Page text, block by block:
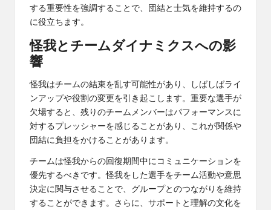
する重要性を強調することで、団結と士気を維持するの
に役立ちます。
怪我とチームダイナミクスへの影
響
怪我はチームの結束を乱す可能性があり、しばしばライ
ンアップや役割の変更を引き起こします。重要な選手が
欠場すると、残りのチームメンバーはパフォーマンスに
対するプレッシャーを感じることがあり、これが関係や
団結に負担をかけることがあります。
チームは怪我からの回復期間中にコミュニケーションを
優先するべきです。怪我をした選手をチーム活動や意思
決定に関与させることで、グループとのつながりを維持
することができます。さらに、サポートと理解の文化を